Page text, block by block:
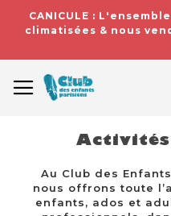
CANICULE :
climatisées & nous
Au Club des
nous offrons toute
enfants, ados et